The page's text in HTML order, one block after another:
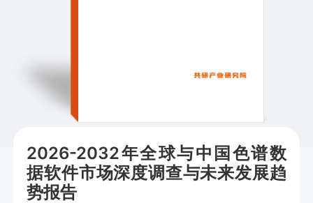
2026-2032年全球与中国色谱数
据软件市场深度调查与未来发展趋
势报告